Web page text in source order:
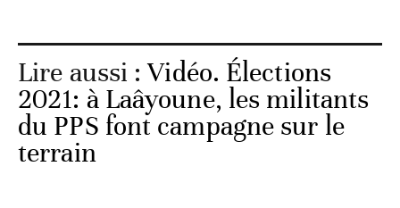
Lire aussi :Vidéo. Élections
2021: à Laâyoune, les militants
du PPS font campagne sur le
terrain